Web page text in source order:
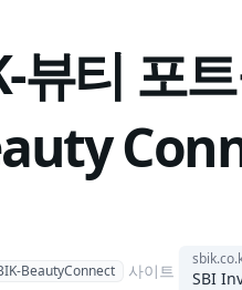
뷰티 포
BeautyConnect 사이트 SBI